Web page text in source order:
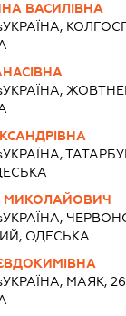
ВАСИЛІВНА
УКРАЇНА,
УКРАЇНА,
УКРАЇНА,
МИКОЛАЙОВИЧ
УКРАЇНА,
ОДЕСЬКА
УКРАЇНА, МАЯК,